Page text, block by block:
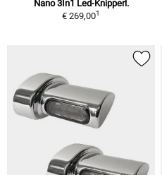
Nano 3In1 Led-Knipperl.
€ 269,001